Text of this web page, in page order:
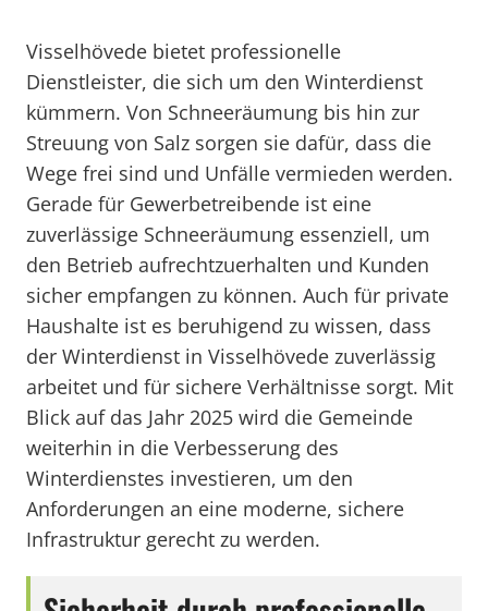
Visselhövede bietet professionelle
Dienstleister, die sich um den Winterdienst
kümmern. Von Schneeräumung bis hin zur
Streuung von Salz sorgen sie dafür, dass die
Wege frei sind und Unfälle vermieden werden.
Gerade für Gewerbetreibende ist eine
zuverlässige Schneeräumung essenziell, um
den Betrieb aufrechtzuerhalten und Kunden
sicher empfangen zu können. Auch für private
Haushalte ist es beruhigend zu wissen, dass
der Winterdienst in Visselhövede zuverlässig
arbeitet und für sichere Verhältnisse sorgt. Mit
Blick auf das Jahr 2025 wird die Gemeinde
weiterhin in die Verbesserung des
Winterdienstes investieren, um den
Anforderungen an eine moderne, sichere
Infrastruktur gerecht zu werden.